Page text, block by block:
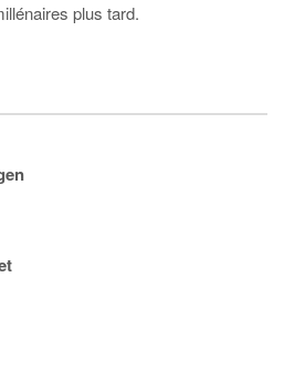
plus tard.